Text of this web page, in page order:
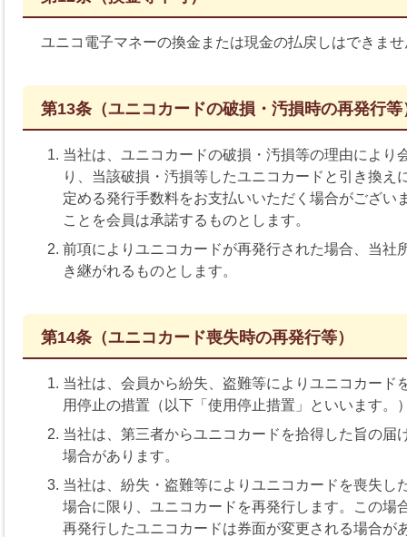
ユニコ電子マネーの換金または現金の払戻しはできま
第13条（ユニコカードの破損・汚損時の再発行等
当社は、ユニコカードの破損・汚損等の理由によ
り、当該破損・汚損等したユニコカードと引き換
定める発行手数料をお支払いいただく場合がござ
ことを会員は承諾するものとします。
前項によりユニコカードが再発行された場合、当
き継がれるものとします。
第14条（ユニコカード喪失時の再発行等）
当社は、会員から紛失、盗難等によりユニコカー
用停止の措置（以下「使用停止措置」といいます。
当社は、第三者からユニコカードを拾得した旨の
場合があります。
当社は、紛失・盗難等によりユニコカードを喪失
場合に限り、ユニコカードを再発行します。この
再発行したユニコカードは券面が変更される場合が